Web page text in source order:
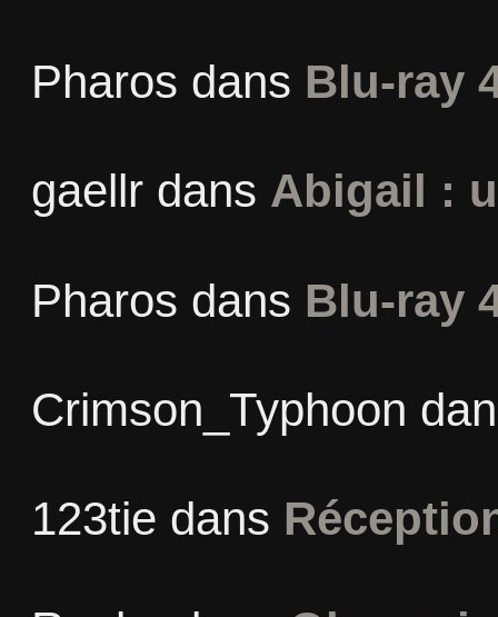
Pharos dans Blu-ray
gaellrdans Abigail :
Pharos dans Blu-ray
Crimson_Typhoon
123tie dans